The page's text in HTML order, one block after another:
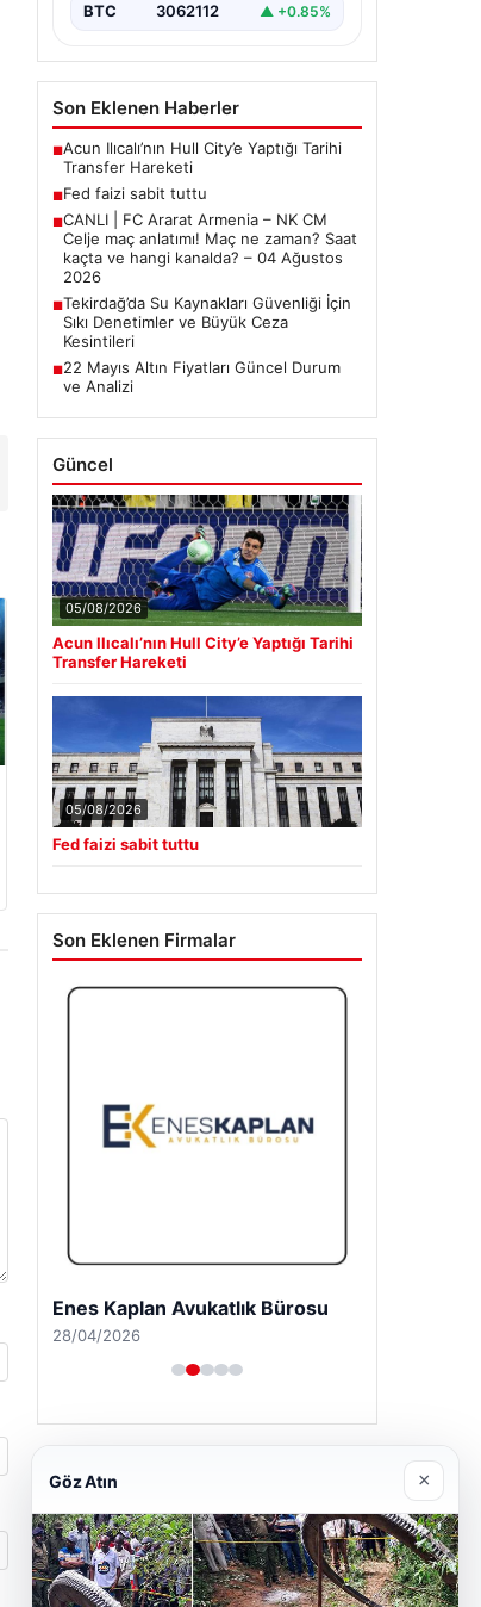
BTC 3062112 ▲ +0.85%
Son Eklenen Haberler
■Acun Ilıcalı’nın Hull City’e Yaptığı Tarihi
Transfer Hareketi
■Fed faizi sabit tuttu
■CANLI | FC Ararat Armenia – NK CM
Celje maç anlatımı! Maç ne zaman? Saat
kaçta ve hangi kanalda? – 04 Ağustos
2026
■Tekirdağ’da Su Kaynakları Güvenliği İçin
Sıkı Denetimler ve Büyük Ceza
Kesintileri
■22 Mayıs Altın Fiyatları Güncel Durum
ve Analizi
Güncel
05/08/2026
Acun Ilıcalı’nın Hull City’e Yaptığı Tarihi
Transfer Hareketi
05/08/2026
Fed faizi sabit tuttu
Son Eklenen Firmalar
Enes Kaplan Avukatlık Bürosu
28/04/2026
Göz Atın ×